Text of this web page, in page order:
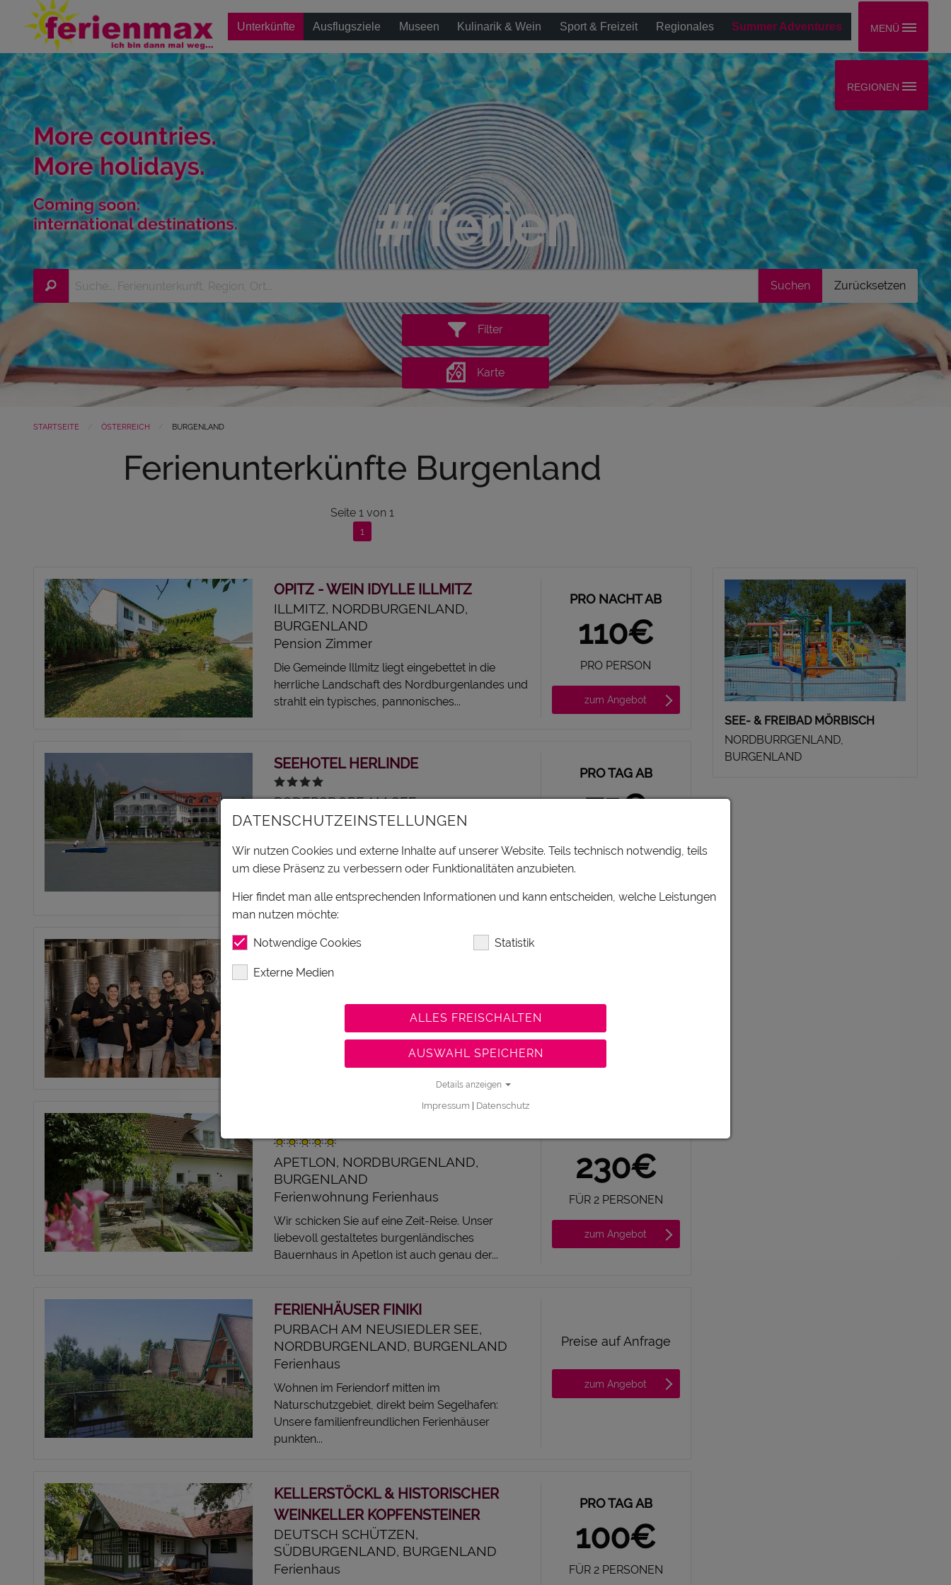
Unterkünfte Ausflugsziele Museen Kulinarik & Wein Sport & Freizeit Regionales Summer Adventures
REGIONEN
MENÜ
STARTSEITE ÖSTERREICH BURGENLAND
# ferien
Filter
Karte
Ferienunterkünfte Burgenland
Seite 1 von 1
1
OPITZ - WEIN IDYLLE ILLMITZ
ILLMITZ, NORDBURGENLAND,
BURGENLAND
Pension Zimmer
Die Gemeinde Illmitz liegt eingebettet in die
herrliche Landschaft des Nordburgenlandes und
strahlt ein typisches, pannonisches...
PRO NACHT AB
110€
PRO PERSON
zum Angebot
SEEHOTEL HERLINDE
PODERSDORF AM SEE,
NORDBURGENLAND, BURGENLAND
Die Familie Lentsch begrüßt Sie herzlich in
für alle Urlaubsanforderungen die...
PRO TAG AB
75€
WEINGUT LICHTSCHEIDL - HEURIGER
& GÄSTEZIMMER
BURGENLAND
Urlaub am Winzerhof: Das Burgenland ist immer
eine Reise wert! Neben den kulturellen,
sportlichen und kulinarischen Highlights...
APETLON, NORDBURGENLAND,
BURGENLAND
Ferienwohnung Ferienhaus
Wir schicken Sie auf eine Zeit-Reise. Unser
liebevoll gestaltetes burgenländisches
Bauernhaus in Apetlon ist auch genau der...
230€
FÜR 2 PERSONEN
zum Angebot
FERIENHÄUSER FINIKI
PURBACH AM NEUSIEDLER SEE,
NORDBURGENLAND, BURGENLAND
Ferienhaus
Wohnen im Feriendorf mitten im
Naturschutzgebiet, direkt beim Segelhafen:
Unsere familienfreundlichen Ferienhäuser
punkten...
Preise auf Anfrage
zum Angebot
KELLERSTÖCKL & HISTORISCHER
WEINKELLER KOPFENSTEINER
DEUTSCH SCHÜTZEN,
SÜDBURGENLAND, BURGENLAND
Ferienhaus
PRO TAG AB
100€
FÜR 2 PERSONEN
SEE- & FREIBAD MÖRBISCH
NORDBURRGENLAND,
BURGENLAND
DATENSCHUTZEINSTELLUNGEN
Wir nutzen Cookies und externe Inhalte auf unserer Website. Teils technisch notwendig, teils
um diese Präsenz zu verbessern oder Funktionalitäten anzubieten.
Hier findet man alle entsprechenden Informationen und kann entscheiden, welche Leistungen
man nutzen möchte:
Notwendige Cookies Statistik
Externe Medien
ALLES FREISCHALTEN
AUSWAHL SPEICHERN
Details anzeigen
Impressum | Datenschutz